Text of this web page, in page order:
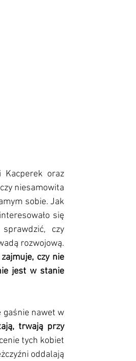
Kacperek oraz
niesamowita
sobie. Jak
się
czy
czy nie
jest w stanie
gaśnie nawet w
trwają przy
tych kobiet
oddalają